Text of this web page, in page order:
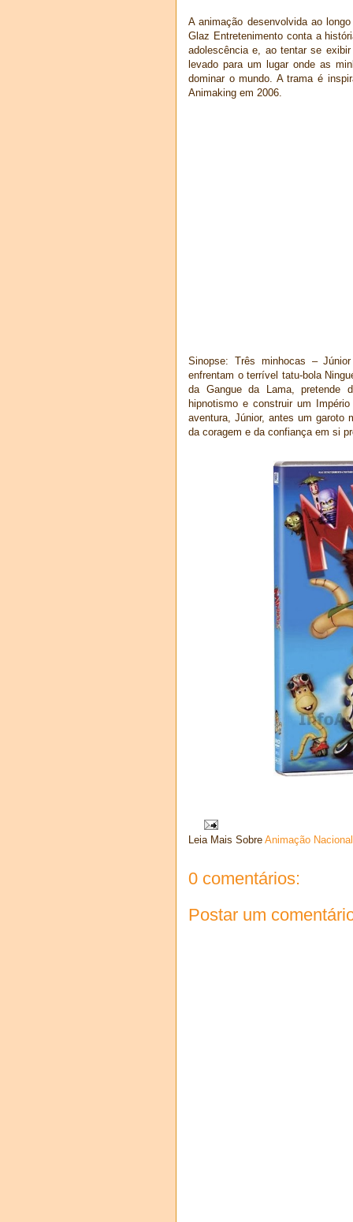
A animação desenvolvida ao
Glaz Entretenimento conta a
adolescência e, ao tentar se
levado para um lugar onde as
dominar o mundo. A trama é
Animaking em 2006.
Sinopse: Três minhocas –
enfrentam o terrível tatu-bola
da Gangue da Lama, pretende
hipnotismo e construir um
aventura, Júnior, antes um garoto
da coragem e da confiança em si
Leia Mais Sobre Animação Nacional
0 comentários:
Postar um